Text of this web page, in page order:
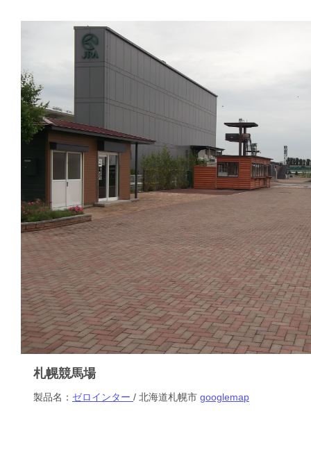
札幌競馬場
製品名： ゼロインター / 北海道札幌市 googlemap